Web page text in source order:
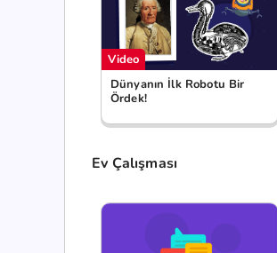
Video
Dünyanın İlk Robotu Bir
Ördek!
Ev Çalışması